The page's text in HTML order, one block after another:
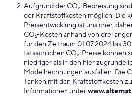
Aufgrund der CO₂-Bepreisung
der Kraftstoffkosten möglich. Die
Preisentwicklung ist unsicher,
CO₂-Kosten anhand von drei
für den Zeitraum 01.07.2024 bis
tatsächlichen CO₂-Preise können
niedriger als in den hier
Modellrechnungen ausfallen. Die
Tanken mit den Kraftstoffkosten
Informationen unter